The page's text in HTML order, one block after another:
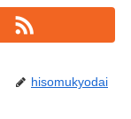
hisomukyodai